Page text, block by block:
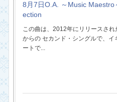
8月7日O.A. ～Music
ection
この曲は、2012年にリリースされ
からの セカンド・シングルで、
ートで...